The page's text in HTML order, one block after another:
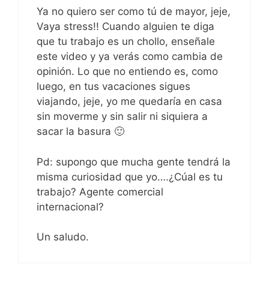
Ya no quiero ser como tú de mayor, jeje,
Vaya stress!! Cuando alguien te diga
que tu trabajo es un chollo, enseñale
este video y ya verás como cambia de
opinión. Lo que no entiendo es, como
luego, en tus vacaciones sigues
viajando, jeje, yo me quedaría en casa
sin moverme y sin salir ni siquiera a
sacar la basura 🙂
Pd: supongo que mucha gente tendrá la
misma curiosidad que yo….¿Cúal es tu
trabajo? Agente comercial
internacional?
Un saludo.